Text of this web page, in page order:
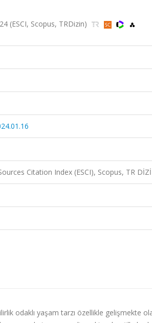
(ESCI, Scopus, TRDizin)
Citation Index (ESCI), Scopus, TR
odaklı yaşam tarzı özellikle gelişmekte